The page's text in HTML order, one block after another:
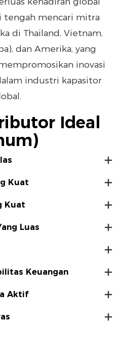
tengah mencari mitra
di Thailand, Vietnam,
dan Amerika, yang
inovasi
industri kapasitor
Ideal
Kuat
Kuat
Luas
Keuangan
Aktif